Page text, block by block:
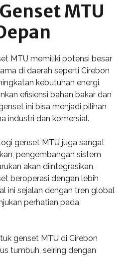
MTU
MTU memiliki potensi besar
di daerah seperti Cirebon
kebutuhan energi.
efisiensi bahan bakar dan
ini bisa menjadi pilihan
industri dan komersial.
genset MTU juga sangat
pengembangan sistem
akan diintegrasikan,
beroperasi dengan lebih
ini sejalan dengan tren global
perhatian pada
genset MTU di Cirebon
tumbuh, seiring dengan